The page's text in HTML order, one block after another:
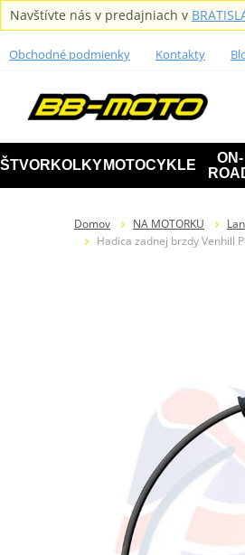
Navštívte nás v predajniach v
Obchodné podmienky Kontakty
ŠTVORKOLKY MOTOCYKLE
ON-
Domov NA MOTORKU
Hadica zadnej brzdy Venhill